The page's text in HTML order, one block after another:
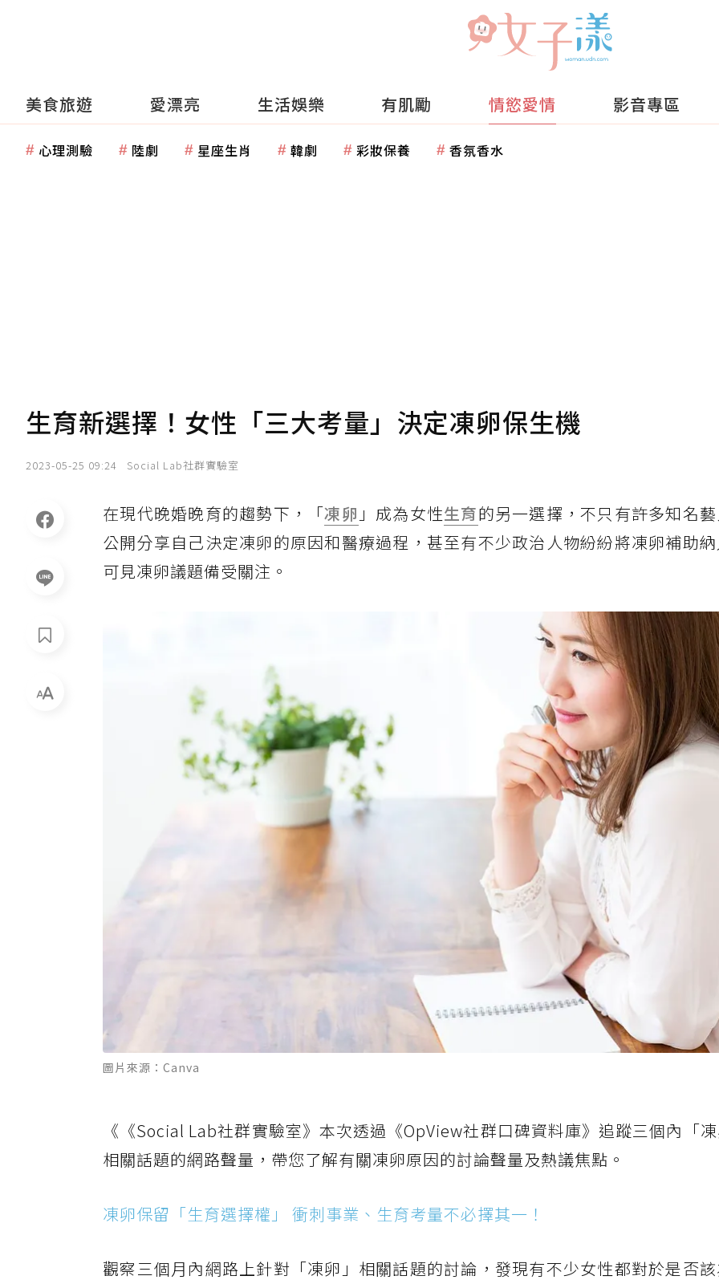
美食旅遊 愛漂亮 生活娛樂 有肌勵 情慾愛情 影音專區
心理測驗 陸劇 星座生肖 韓劇 彩妝保養 香氛香水
生育新選擇！女性「三大考量」決定凍卵保生機
2023-05-25 09:24 Social Lab社群實驗室
在現代晚婚晚育的趨勢下，「凍卵 」成為女性生育的另一選擇，不只有許多知名
公開分享自己決定凍卵的原因和醫療過程，甚至有不少政治人物紛紛將凍卵補助
可見凍卵議題備受關注。
圖片來源：Canva
《《Social Lab社群實驗室》本次透過《OpView社群口碑資料庫》追蹤三個內「
相關話題的網路聲量，帶您了解有關凍卵原因的討論聲量及熱議焦點。
凍卵保留「生育選擇權」 衝刺事業、生育考量不必擇其一！
觀察三個月內網路上針對「凍卵」相關話題的討論，發現有不少女性都對於是否